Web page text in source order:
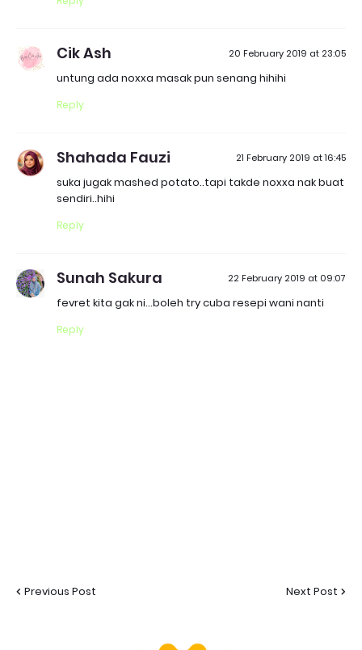
Cik Ash 20 February 2019 at 23:05
untung ada noxxa masak pun senang hihihi
Reply
Shahada Fauzi 21 February 2019 at 16:45
suka jugak mashed potato..tapi takde noxxa nak buat
sendiri..hihi
Reply
Sunah Sakura 22 February 2019 at 09:07
fevret kita gak ni...boleh try cuba resepi wani nanti
Reply
Previous Post Next Post